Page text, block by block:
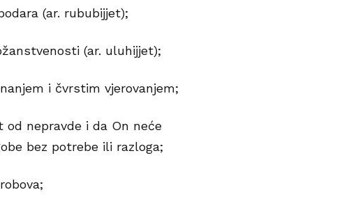
(ar. rububijjet);
(ar. uluhijjet);
i čvrstim vjerovanjem;
od nepravde i da On neće
bez potrebe ili razloga;